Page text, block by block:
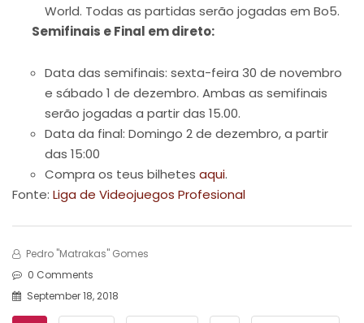
World. Todas as partidas serão jogadas em Bo5.
Semifinais e Final em direto:
Data das semifinais: sexta-feira 30 de novembro
e sábado 1 de dezembro. Ambas as semifinais
serão jogadas a partir das 15.00.
Data da final: Domingo 2 de dezembro, a partir
das 15:00
Compra os teus bilhetes aqui.
Fonte: Liga de Videojuegos Profesional
Pedro "Matrakas" Gomes
0 Comments
September 18, 2018